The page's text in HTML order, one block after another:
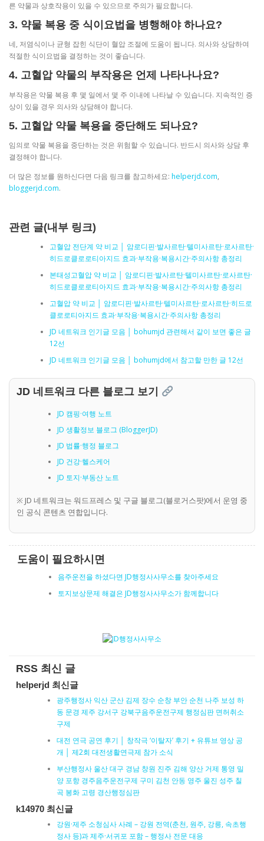
른 약물과 상호작용이 있을 수 있으므로 주의가 필요합니다.
3. 약물 복용 중 식이요법을 병행해야 하나요?
네, 저염식이나 균형 잡힌 식단이 혈압 조절에 도움이 됩니다. 의사와 상담하여
적절한 식이요법을 결정하는 것이 좋습니다.
4. 고혈압 약물의 부작용은 언제 나타나나요?
부작용은 약물 복용 후 몇 일에서 몇 주 이내에 나타날 수 있습니다. 지속적인 증
상이 있을 경우 의사와 상담해야 합니다.
5. 고혈압 약물 복용을 중단해도 되나요?
임의로 약물 복용을 중단하는 것은 위험할 수 있습니다. 반드시 의사와 상담 후
결정해야 합니다.
더 많은 정보를 원하신다면 다음 링크를 참고하세요: helperjd.com,
bloggerjd.com.
관련 글(내부 링크)
고혈압 전단계 약 비교 │ 암로디핀·발사르탄·텔미사르탄·로사르탄·
히드로클로로티아지드 효과·부작용·복용시간·주의사항 총정리
본태성고혈압 약 비교 │ 암로디핀·발사르탄·텔미사르탄·로사르탄·
히드로클로로티아지드 효과·부작용·복용시간·주의사항 총정리
고혈압 약 비교 │ 암로디핀·발사르탄·텔미사르탄·로사르탄·히드로
클로로티아지드 효과·부작용·복용시간·주의사항 총정리
JD 네트워크 인기글 모음 │ bohumjd 관련해서 같이 보면 좋은 글
12선
JD 네트워크 인기글 모음 │ bohumjd에서 참고할 만한 글 12선
JD 네트워크 다른 블로그 보기
JD 캠핑·여행 노트
JD 생활정보 블로그 (BloggerJD)
JD 법률·행정 블로그
JD 건강·헬스케어
JD 토지·부동산 노트
※ JD 네트워크는 워드프레스 및 구글 블로그(블로거스팟)에서 운영 중
인 공식 콘텐츠 연합입니다.
도움이 필요하시면
음주운전을 하셨다면 JD행정사사무소를 찾아주세요
토지보상문제 해결은 JD행정사사무소가 함께합니다
RSS 최신 글
helperjd 최신글
광주행정사 익산 군산 김제 장수 순창 부안 순천 나주 보성 하
동 문경 제주 강서구 강북구음주운전구제 행정심판 면허취소
구제
대전 연극 공연 후기 │ 창작극 ‘이탈자’ 후기 + 유튜브 영상 공
개 │ 제2회 대전생활연극제 참가 소식
부산행정사 울산 대구 경남 창원 진주 김해 양산 거제 통영 밀
양 포항 경주음주운전구제 구미 김천 안동 영주 울진 성주 칠
곡 봉화 고령 경산행정심판
k14970 최신글
강원·제주 소청심사 사례 – 강원 전역(춘천, 원주, 강릉, 속초행
정사 등)과 제주·서귀포 포함 – 행정사 전문 대응